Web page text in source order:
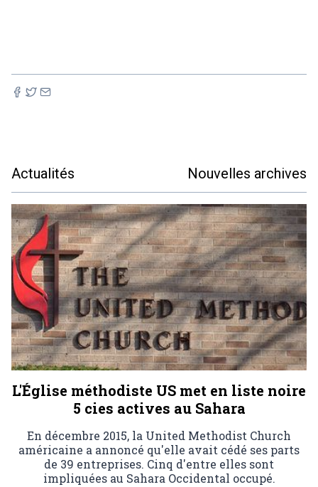
Actualités Nouvelles archives
L'Église méthodiste US met en liste noire
5 cies actives au Sahara
En décembre 2015, la United Methodist Church
américaine a annoncé qu'elle avait cédé ses parts
de 39 entreprises. Cinq d'entre elles sont
impliquées au Sahara Occidental occupé.